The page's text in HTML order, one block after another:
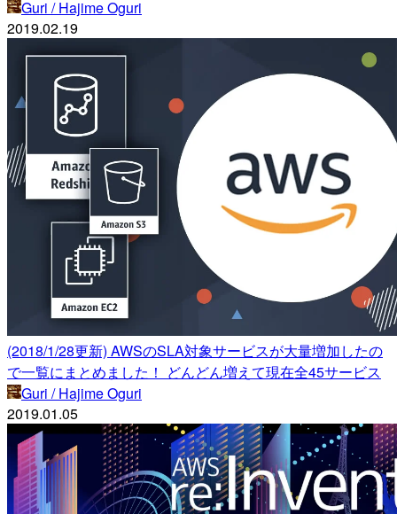
Guri / Hajime Oguri
2019.02.19
(2018/1/28更新) AWSのSLA対象サービスが大量増加したの
で一覧にまとめました！ どんどん増えて現在全45サービス
Guri / Hajime Oguri
2019.01.05